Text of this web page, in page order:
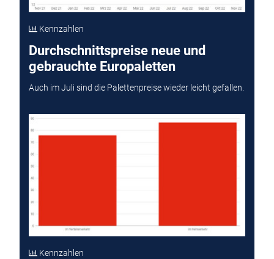
Kennzahlen
Durchschnittspreise neue und
gebrauchte Europaletten
Auch im Juli sind die Palettenpreise wieder leicht gefallen.
Kennzahlen